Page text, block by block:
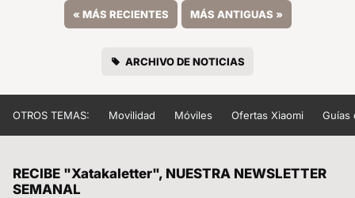
« MÁS RECIENTES MÁS ANTIGUAS »
ARCHIVO DE NOTICIAS
OTROS TEMAS: Movilidad Móviles Ofertas Xiaomi Guías
RECIBE "Xatakaletter", NUESTRA NEWSLETTER
SEMANAL